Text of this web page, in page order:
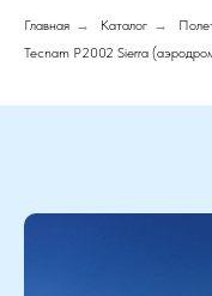
Главная → Каталог →
Tecnam P2002 Sierra